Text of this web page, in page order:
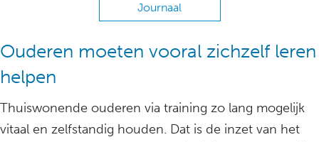
Journaal
Ouderen moeten vooral zichzelf leren
helpen
Thuiswonende ouderen via training zo lang mogelijk
vitaal en zelfstandig houden. Dat is de inzet van het